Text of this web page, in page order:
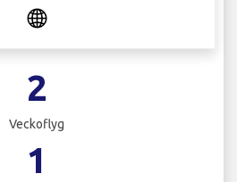
2
Veckoflyg
1